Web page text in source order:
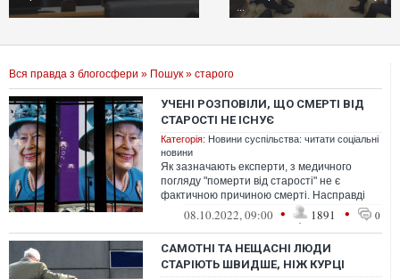
...
Вся правда з блогосфери » Пошук » старого
УЧЕНІ РОЗПОВІЛИ, ЩО СМЕРТІ ВІД
СТАРОСТІ НЕ ІСНУЄ
Категорія: Новини суспільства: читати соціальні
новини
Як зазначають експерти, з медичного
погляду "померти від старості" не є
фактичною причиною смерті. Насправді
під цією фразою криється: помер через
08.10.2022, 09:00 • 1891 • 0
САМОТНІ ТА НЕЩАСНІ ЛЮДИ
СТАРІЮТЬ ШВИДШЕ, НІЖ КУРЦІ